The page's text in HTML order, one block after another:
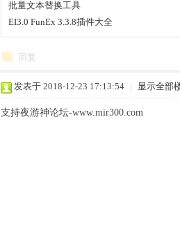
批量文本替换工具
EI3.0 FunEx 3.3.8插件大全
回复
发表于 2018-12-23 17:13:54 | 显示全部
支持夜游神论坛-www.mir300.com